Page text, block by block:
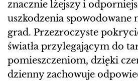
znacznie lżejszy i
uszkodzenia spowodowane
grad. Przezroczyste
światła przylegającym do
pomieszczeniom, dzięki
dzienny zachowuje